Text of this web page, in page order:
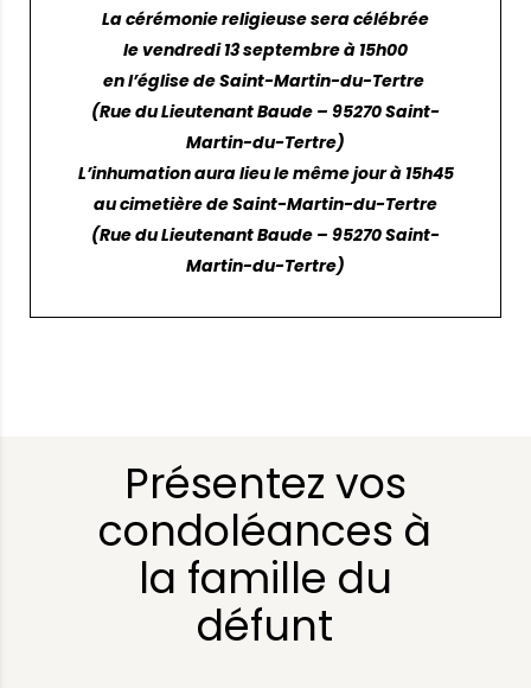
La cérémonie religieuse sera célébrée
le vendredi 13 septembre à 15h00
en l’église de Saint-Martin-du-Tertre
(Rue du Lieutenant Baude – 95270 Saint-
Martin-du-Tertre)
L’inhumation aura lieu le même jour à 15h45
au cimetière de Saint-Martin-du-Tertre
(Rue du Lieutenant Baude – 95270 Saint-
Martin-du-Tertre)
Présentez vos
condoléances à
la famille du
défunt